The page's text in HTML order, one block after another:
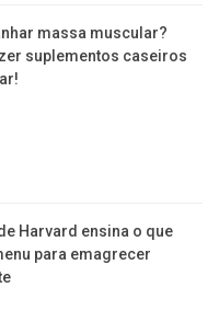
massa muscular?
suplementos caseiros
Harvard ensina o que
para emagrecer